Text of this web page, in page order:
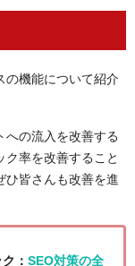
の機能について紹介
への流入を改善する
ク率を改善すること
ひ皆さんも改善を進
： SEO対策の全